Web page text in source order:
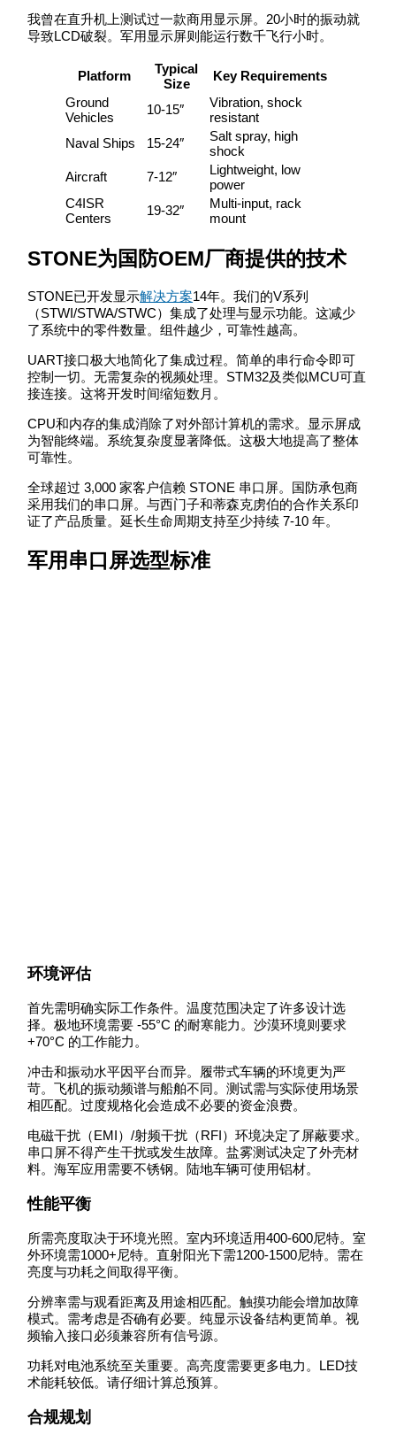
我曾在直升机上测试过一款商用显示屏。20小时的振动就
导致LCD破裂。军用显示屏则能运行数千飞行小时。
Platform
Typical
Size
Key Requirements
Ground
Vehicles
10-15″
Vibration, shock
resistant
Naval Ships
15-24″
Salt spray, high
shock
Aircraft
7-12″
Lightweight, low
power
C4ISR
Centers
19-32″
Multi-input, rack
mount
STONE为国防OEM厂商提供的技术
STONE已开发显示解决方案14年。我们的V系列
（STWI/STWA/STWC）集成了处理与显示功能。这减少
了系统中的零件数量。组件越少，可靠性越高。
UART接口极大地简化了集成过程。简单的串行命令即可
控制一切。无需复杂的视频处理。STM32及类似MCU可直
接连接。这将开发时间缩短数月。
CPU和内存的集成消除了对外部计算机的需求。显示屏成
为智能终端。系统复杂度显著降低。这极大地提高了整体
可靠性。
全球超过 3,000 家客户信赖 STONE 串口屏。国防承包商
采用我们的串口屏。与西门子和蒂森克虏伯的合作关系印
证了产品质量。延长生命周期支持至少持续 7-10 年。
军用串口屏选型标准
环境评估
首先需明确实际工作条件。温度范围决定了许多设计选
择。极地环境需要 -55°C 的耐寒能力。沙漠环境则要求
+70°C 的工作能力。
冲击和振动水平因平台而异。履带式车辆的环境更为严
苛。飞机的振动频谱与船舶不同。测试需与实际使用场景
相匹配。过度规格化会造成不必要的资金浪费。
电磁干扰（EMI）/射频干扰（RFI）环境决定了屏蔽要求。
串口屏不得产生干扰或发生故障。盐雾测试决定了外壳材
料。海军应用需要不锈钢。陆地车辆可使用铝材。
性能平衡
所需亮度取决于环境光照。室内环境适用400-600尼特。室
外环境需1000+尼特。直射阳光下需1200-1500尼特。需在
亮度与功耗之间取得平衡。
分辨率需与观看距离及用途相匹配。触摸功能会增加故障
模式。需考虑是否确有必要。纯显示设备结构更简单。视
频输入接口必须兼容所有信号源。
功耗对电池系统至关重要。高亮度需要更多电力。LED技
术能耗较低。请仔细计算总预算。
合规规划